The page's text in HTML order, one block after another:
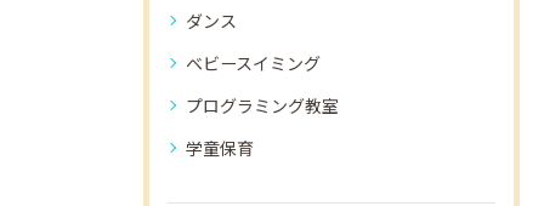
ダンス
ベビースイミング
プログラミング教室
学童保育